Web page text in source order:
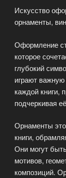
Искусство
орнаменты,
Оформление
которое
глубокий
играют важную
каждой книги,
подчеркивая
Орнаменты
книги,
Они могут
мотивов,
композиций.